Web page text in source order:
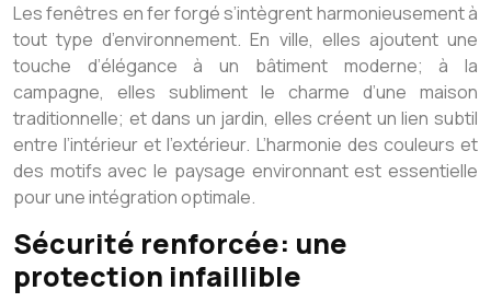
Les fenêtres en fer forgé s’intègrent harmonieusement à
tout type d’environnement. En ville, elles ajoutent une
touche d’élégance à un bâtiment moderne; à la
campagne, elles subliment le charme d’une maison
traditionnelle; et dans un jardin, elles créent un lien subtil
entre l’intérieur et l’extérieur. L’harmonie des couleurs et
des motifs avec le paysage environnant est essentielle
pour une intégration optimale.
Sécurité renforcée: une
protection infaillible